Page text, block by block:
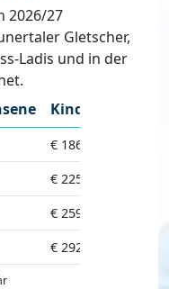
2026/27
Gletscher,
Ladis und in der
Kinder
€ 186,50
€ 225,-
€ 259,50
€ 292,-